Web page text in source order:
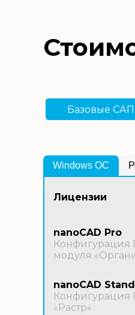
Базовые
Windows OС
Лицензии
nanoCAD Pro
Конфигурация
модуля
nanoCAD
Конфигурация
«Растр»